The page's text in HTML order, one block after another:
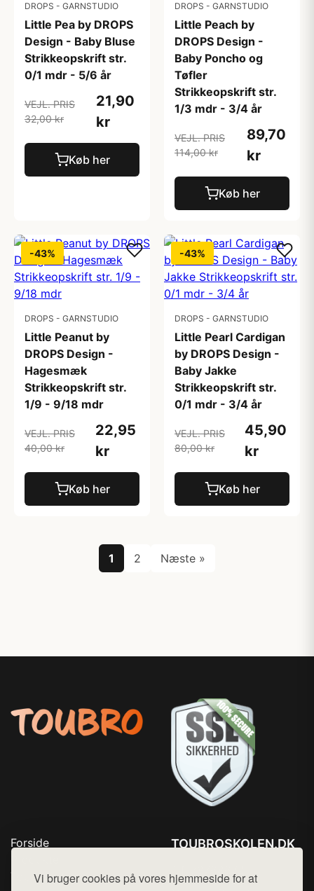
Vi bruger cookies på vores hjemmeside for at
DROPS - GARNSTUDIO
Little Pea by DROPS
Design - Baby Bluse
Strikkeopskrift str.
0/1 mdr - 5/6 år
VEJL. PRIS
32,00 kr
21,90
kr
Køb her
DROPS - GARNSTUDIO
Little Peach by
DROPS Design -
Baby Poncho og
Tøfler
Strikkeopskrift str.
1/3 mdr - 3/4 år
VEJL. PRIS
114,00 kr
89,70
kr
Køb her
-43%
DROPS - GARNSTUDIO
Little Peanut by
DROPS Design -
Hagesmæk
Strikkeopskrift str.
1/9 - 9/18 mdr
VEJL. PRIS
40,00 kr
22,95
kr
Køb her
-43%
DROPS - GARNSTUDIO
Little Pearl Cardigan
by DROPS Design -
Baby Jakke
Strikkeopskrift str.
0/1 mdr - 3/4 år
VEJL. PRIS
80,00 kr
45,90
kr
Køb her
1 2 Næste »
Forside
Top Rabatter
TOUBROSKOLEN.DK